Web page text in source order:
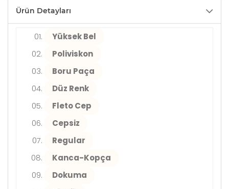
Ürün Detayları
Yüksek Bel
Poliviskon
Boru Paça
Düz Renk
Fleto Cep
Cepsiz
Regular
Kanca-Kopça
Dokuma